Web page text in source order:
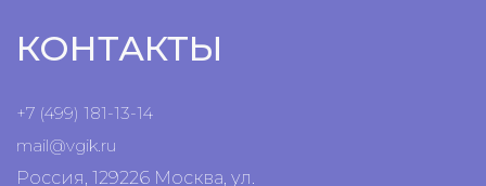
КОНТАКТЫ
+7 (499) 181-13-14
mail@vgik. ru
Россия, 129226 Москва, ул.